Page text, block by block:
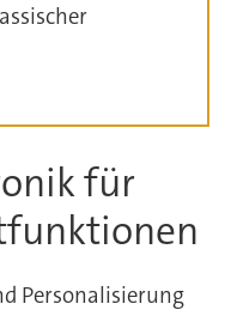
für
Personalisierung